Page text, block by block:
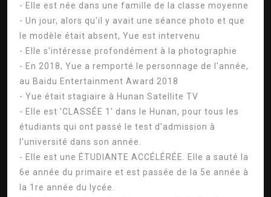
- Elle est née dans une famille de la classe moyenne
- Un jour, alors qu'il y avait une séance photo et que
le modèle était absent, Yue est intervenu
- Elle s'intéresse profondément à la photographie
- En 2018, Yue a remporté le personnage de l'année,
au Baidu Entertainment Award 2018
- Yue était stagiaire à Hunan Satellite TV
- Elle est 'CLASSÉE 1' dans le Hunan, pour tous les
étudiants qui ont passé le test d'admission à
l'université dans son année.
- Elle est une ÉTUDIANTE ACCÉLÉRÉE. Elle a sauté la
6e année du primaire et est passée de la 5e année à
la 1re année du lycée.